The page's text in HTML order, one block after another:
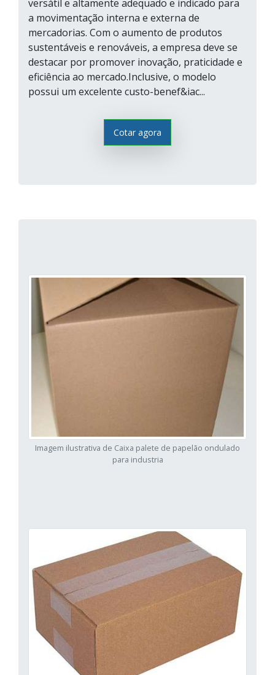
versátil e altamente adequado e indicado para
a movimentação interna e externa de
mercadorias. Com o aumento de produtos
sustentáveis e renováveis, a empresa deve se
destacar por promover inovação, praticidade e
eficiência ao mercado.Inclusive, o modelo
possui um excelente custo-benef&iac...
Cotar agora
Imagem ilustrativa de Caixa palete de papelão ondulado
para industria